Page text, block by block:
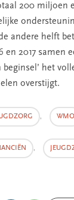
200 miljoen
andere helft
en 2017 samen
beginsel’ het
overstijgt.
, WMO
,